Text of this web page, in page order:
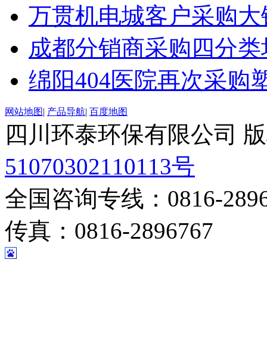
万贯机电城客户采购大
成都分销商采购四分
绵阳404医院再次采购
网站地图 产品导航 百度地图
四川环泰环保有限公司
51070302110113号
全国咨询专线：0816-
传真：0816-2896767